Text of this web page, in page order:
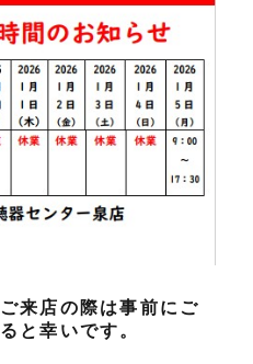
来店の際は事前にご
と幸いです。